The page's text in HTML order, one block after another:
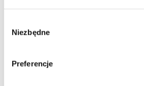
zgody
Niezbędne
Preferencje
Stylecraft Zestaw Instinct Metal